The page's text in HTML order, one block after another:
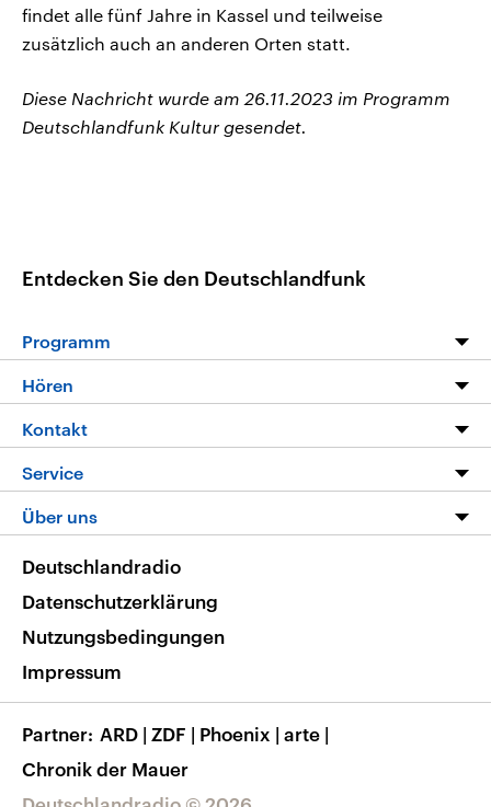
findet alle fünf Jahre in Kassel und teilweise
zusätzlich auch an anderen Orten statt.
Diese Nachricht wurde am 26.11.2023 im Programm
Deutschlandfunk Kultur gesendet.
Entdecken Sie den Deutschlandfunk
Programm
Programm
Die Nachrichten
Nachrichtenleicht
Neue Beiträge auf dlf.de
Hören
Livestream
Podcasts
Deutschlandfunk App
Nachrichten App
Frequenzen
Kontakt
Hörerservice
Service
FAQ
Veranstaltungen
Musikliste
RSS
Über uns
Barrierefreiheit
Deutschlandradio
Datenschutzerklärung
Nutzungsbedingungen
Impressum
Partner ARD | ZDF | Phoenix | arte |
Chronik der Mauer